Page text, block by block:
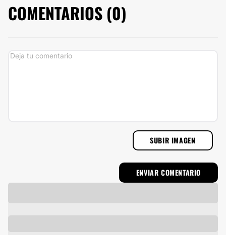
COMENTARIOS (0)
SUBIR IMAGEN